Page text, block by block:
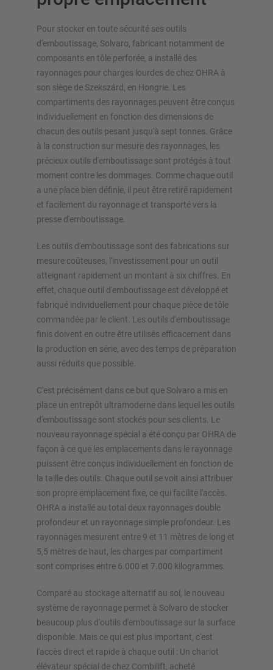
Pour stocker en toute sécurité ses outils
d'emboutissage, Solvaro, fabricant notamment de
composants en tôle perforée, a installé des
rayonnages pour charges lourdes de chez OHRA à
son siège de Szekszárd, en Hongrie. Les
compartiments des rayonnages peuvent être conçus
individuellement en fonction des dimensions de
chacun des outils pesant jusqu'à sept tonnes. Grâce
à la construction sur mesure des rayonnages, les
précieux outils d'emboutissage sont protégés à tout
moment contre les dommages. Comme chaque outil
a une place bien définie, il peut être retiré rapidement
et facilement du rayonnage et transporté vers la
presse d'emboutissage.
Les outils d'emboutissage sont des fabrications sur
mesure coûteuses, l'investissement pour un outil
atteignant rapidement un montant à six chiffres. En
effet, chaque outil d'emboutissage est développé et
fabriqué individuellement pour chaque pièce de tôle
commandée par le client. Les outils d'emboutissage
finis doivent en outre être utilisés efficacement dans
la production en série, avec des temps de préparation
aussi réduits que possible.
C'est précisément dans ce but que Solvaro a mis en
place un entrepôt ultramoderne dans lequel les outils
d'emboutissage sont stockés pour ses clients. Le
nouveau rayonnage spécial a été conçu par OHRA de
façon à ce que les emplacements dans le rayonnage
puissent être conçus individuellement en fonction de
la taille des outils. Chaque outil se voit ainsi attribuer
son propre emplacement fixe, ce qui facilite l'accès.
OHRA a installé au total deux rayonnages double
profondeur et un rayonnage simple profondeur. Les
rayonnages mesurent entre 9 et 11 mètres de long et
5,5 mètres de haut, les charges par compartiment
sont comprises entre 6.000 et 7.000 kilogrammes.
Comparé au stockage alternatif au sol, le nouveau
système de rayonnage permet à Solvaro de stocker
beaucoup plus d'outils d'emboutissage sur la surface
disponible. Mais ce qui est plus important, c'est
l'accès direct et rapide à chaque outil : Un chariot
élévateur spécial de chez Combilift, acheté
APERÇU DES SYSTÈMES DE
STOCKAGE
Rayonnages à palettes
Rayonnages mobiles
Stockage automatique
Mezzanines
Rayonnage vertical
Planifiez votre système de rayonnage individuellement avec
nos configurateurs – y compris la demande directe
Configurer le rayonnage maintenant